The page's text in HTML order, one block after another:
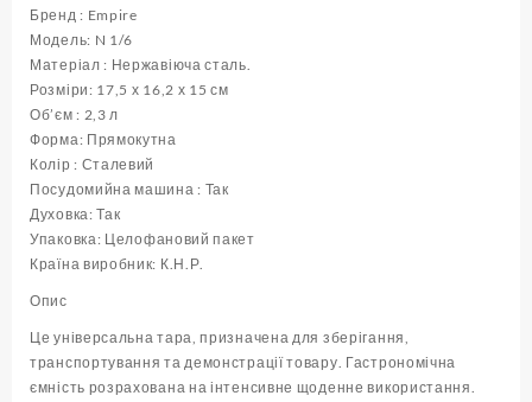
16,2
х
15
см
(
шт
)
кількість
Бренд : Empire
Модель: N 1/6
Матеріал : Нержавіюча сталь.
Розміри: 17,5 х 16,2 х 15 см
Об’єм : 2,3 л
Форма: Прямокутна
Колір : Сталевий
Посудомийна машина : Так
Духовка: Так
Упаковка: Целофановий пакет
Країна виробник: К.Н.Р.
Опис
Це універсальна тара, призначена для зберігання,
транспортування та демонстрації товару. Гастрономічна
ємність розрахована на інтенсивне щоденне використання.